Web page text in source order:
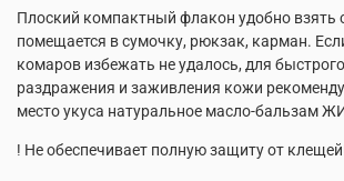
Плоский компактный флакон удобно взять
помещается в сумочку, рюкзак, карман.
комаров избежать не удалось, для
раздражения и заживления кожи
место укуса натуральное масло-бальзам
! Не обеспечивает полную защиту от